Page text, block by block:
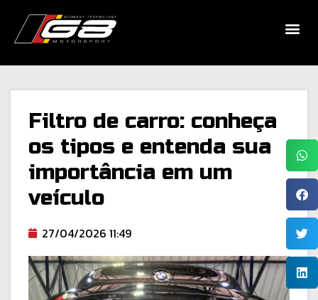
Filtro de carro: conheça
os tipos e entenda sua
importância em um
veículo
27/04/2026 11:49